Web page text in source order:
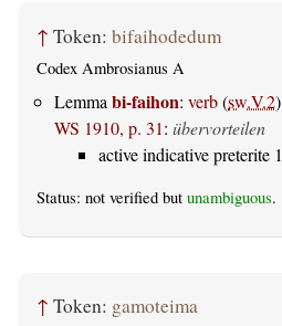
↑ Token: bifaihodedum
Codex Ambrosianus A
Lemmabi-faihon: verb(sw.V.2)
WS 1910, p. 31: übervorteilen
active indicative preterite
Status: not verified but unambiguous.
↑ Token: gamoteima